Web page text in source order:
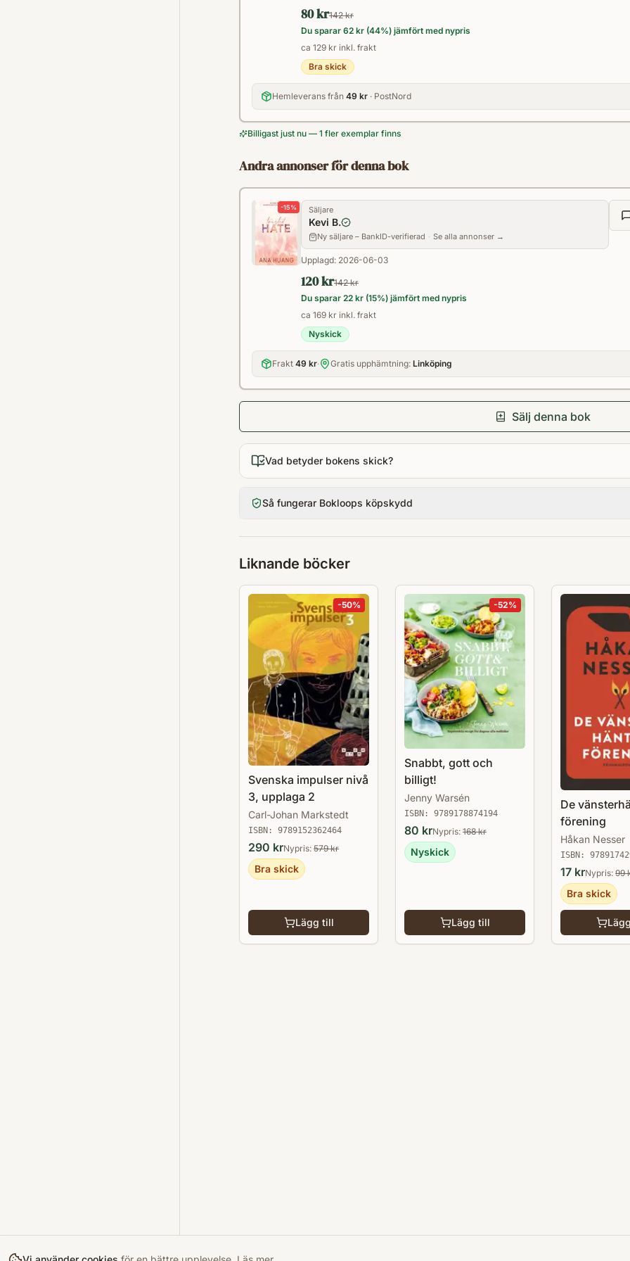
benefits/enemies to lovers romance. It's
can be read as a standalone. Warning: It
80 kr142 kr
Du sparar 62 kr (44%) jämfört med nypris
ca 129 kr inkl. frakt
Bra skick
Hemleverans från 49 kr · PostNord
Billigast just nu — 1 fler exemplar finns
Andra annonser för denna bok
-15% Säljare
Kevi B.
Ny säljare – BankID-verifierad · Se alla annonser →
Upplagd: 2026-06-03
120 kr142 kr
Du sparar 22 kr (15%) jämfört med nypris
ca 169 kr inkl. frakt
Nyskick
Frakt 49 kr· Gratis upphämtning: Linköping
Sälj denna bok
Vad betyder bokens skick?
Så fungerar Bokloops köpskydd
Liknande böcker
-50%
Svenska impulser nivå
3, upplaga 2
Carl-Johan Markstedt
ISBN: 9789152362464
290 krNypris: 579kr
Bra skick
Lägg till
-52%
Snabbt, gott och
billigt!
Jenny Warsén
ISBN: 9789178874194
80 krNypris: 168kr
Nyskick
Lägg till
De
förening
Håkan Nesser
ISBN:
17 krNypris: 99
Bra skick